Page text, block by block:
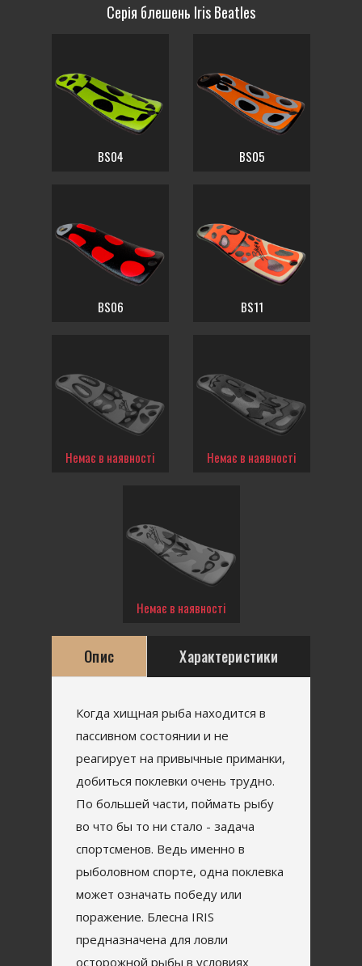
Серія блешень Iris Beatles
BS04 BS05
BS06 BS11
Немає в наявності Немає в наявності
Немає в наявності
Опис Характеристики
Когда хищная рыба находится в
пассивном состоянии и не
реагирует на привычные приманки,
добиться поклевки очень трудно.
По большей части, поймать рыбу
во что бы то ни стало - задача
спортсменов. Ведь именно в
рыболовном спорте, одна поклевка
может означать победу или
поражение. Блесна IRIS
предназначена для ловли
осторожной рыбы в условиях